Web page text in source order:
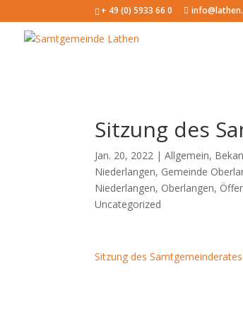
+ 49 (0) 5933 66 0
Sitzung des
Jan. 20, 2022 |Allgemein,
Niederlangen, Gemeinde
Niederlangen, Oberlangen,
Uncategorized
Sitzung des